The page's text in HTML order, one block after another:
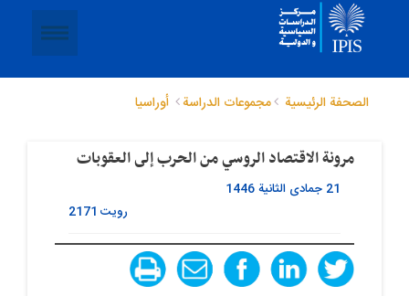
الصحفة الرئيسية مجموعات الدراسة أوراسیا
مرونة الاقتصاد الروسي من الحرب إلى العقوبات
21 جمادى الثانية 1446
رویت 2171